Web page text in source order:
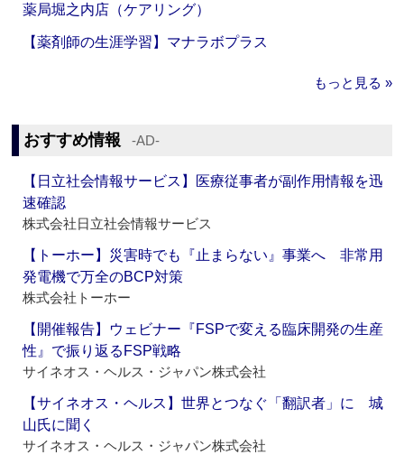
薬局堀之内店（ケアリング）
【薬剤師の生涯学習】マナラボプラス
もっと見る »
おすすめ情報 ‐AD‐
【日立社会情報サービス】医療従事者が副作用情報を迅
速確認
株式会社日立社会情報サービス
【トーホー】災害時でも『止まらない』事業へ 非常用
発電機で万全のBCP対策
株式会社トーホー
【開催報告】ウェビナー『FSPで変える臨床開発の生産
性』で振り返るFSP戦略
サイネオス・ヘルス・ジャパン株式会社
【サイネオス・ヘルス】世界とつなぐ「翻訳者」に 城
山氏に聞く
サイネオス・ヘルス・ジャパン株式会社